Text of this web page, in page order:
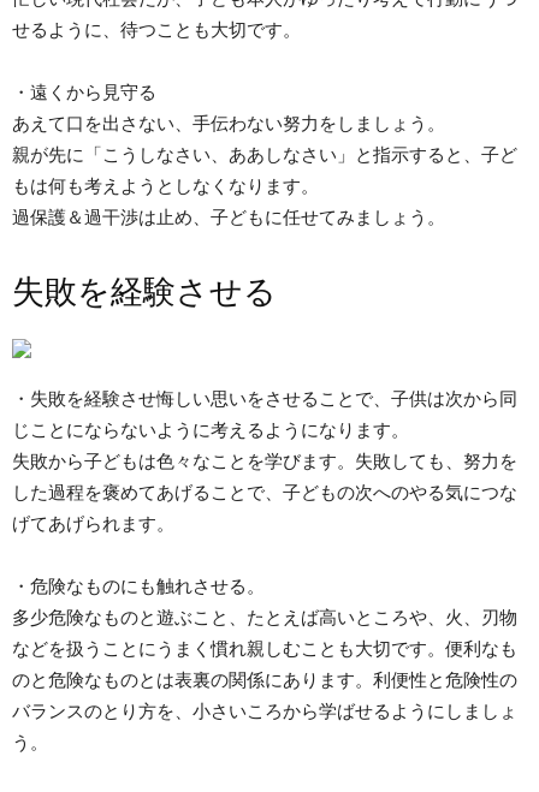
せるように、待つことも大切です。
・遠くから見守る
あえて口を出さない、手伝わない努力をしましょう。
親が先に「こうしなさい、ああしなさい」と指示すると、子ど
もは何も考えようとしなくなります。
過保護＆過干渉は止め、子どもに任せてみましょう。
失敗を経験させる
・失敗を経験させ悔しい思いをさせることで、子供は次から同
じことにならないように考えるようになります。
失敗から子どもは色々なことを学びます。失敗しても、努力を
した過程を褒めてあげることで、子どもの次へのやる気につな
げてあげられます。
・危険なものにも触れさせる。
多少危険なものと遊ぶこと、たとえば高いところや、火、刃物
などを扱うことにうまく慣れ親しむことも大切です。便利なも
のと危険なものとは表裏の関係にあります。利便性と危険性の
バランスのとり方を、小さいころから学ばせるようにしましょ
う。